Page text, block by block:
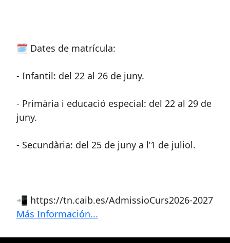
🗓️ Dates de matrícula:
- Infantil: del 22 al 26 de juny.
- Primària i educació especial: del 22 al 29 de
juny.
- Secundària: del 25 de juny a l’1 de juliol.
📲 https://tn.caib.es/AdmissioCurs2026-2027
Más Información...